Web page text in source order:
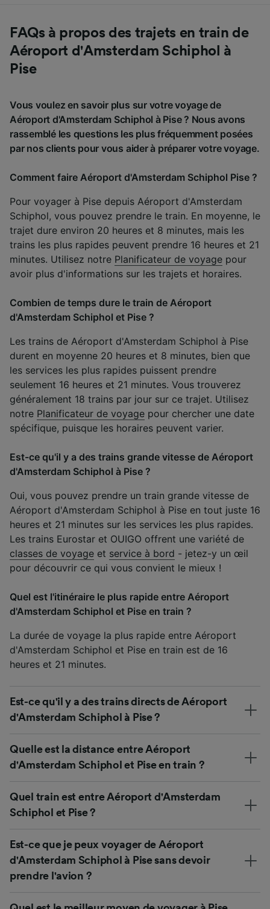
FAQs à propos des trajets en train de
Aéroport d'Amsterdam Schiphol à
Pise
Vous voulez en savoir plus sur votre voyage de
Aéroport d'Amsterdam Schiphol à Pise ? Nous avons
rassemblé les questions les plus fréquemment posées
par nos clients pour vous aider à préparer votre voyage.
Comment faire Aéroport d'Amsterdam Schiphol Pise ?
Pour voyager à Pise depuis Aéroport d'Amsterdam
Schiphol, vous pouvez prendre le train. En moyenne, le
trajet dure environ 20 heures et 8 minutes, mais les
trains les plus rapides peuvent prendre 16 heures et 21
minutes. Utilisez notre Planificateur de voyage pour
avoir plus d'informations sur les trajets et horaires.
Combien de temps dure le train de Aéroport
d'Amsterdam Schiphol et Pise ?
Les trains de Aéroport d'Amsterdam Schiphol à Pise
durent en moyenne 20 heures et 8 minutes, bien que
les services les plus rapides puissent prendre
seulement 16 heures et 21 minutes. Vous trouverez
généralement 18 trains par jour sur ce trajet. Utilisez
notre Planificateur de voyage pour chercher une date
spécifique, puisque les horaires peuvent varier.
Est-ce qu'il y a des trains grande vitesse de Aéroport
d'Amsterdam Schiphol à Pise ?
Oui, vous pouvez prendre un train grande vitesse de
Aéroport d'Amsterdam Schiphol à Pise en tout juste 16
heures et 21 minutes sur les services les plus rapides.
Les trains Eurostar et OUIGO offrent une variété de
classes de voyage et service à bord - jetez-y un œil
pour découvrir ce qui vous convient le mieux !
Quel est l'itinéraire le plus rapide entre Aéroport
d'Amsterdam Schiphol et Pise en train ?
La durée de voyage la plus rapide entre Aéroport
d'Amsterdam Schiphol et Pise en train est de 16
heures et 21 minutes.
Est-ce qu'il y a des trains directs de Aéroport
d'Amsterdam Schiphol à Pise ?
Quelle est la distance entre Aéroport
d'Amsterdam Schiphol et Pise en train ?
Quel train est entre Aéroport d'Amsterdam
Schiphol et Pise ?
Est-ce que je peux voyager de Aéroport
d'Amsterdam Schiphol à Pise sans devoir
prendre l'avion ?